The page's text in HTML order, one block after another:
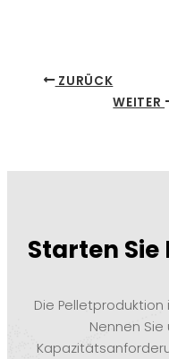
ZURÜCK
WEITER
Starten
Die
Nennen